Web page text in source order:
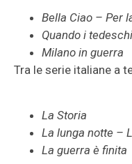
Bella Ciao – Per
Quando i
Milano in guerra
Tra le serie italiane a
La Storia
La lunga notte –
La guerra è finita